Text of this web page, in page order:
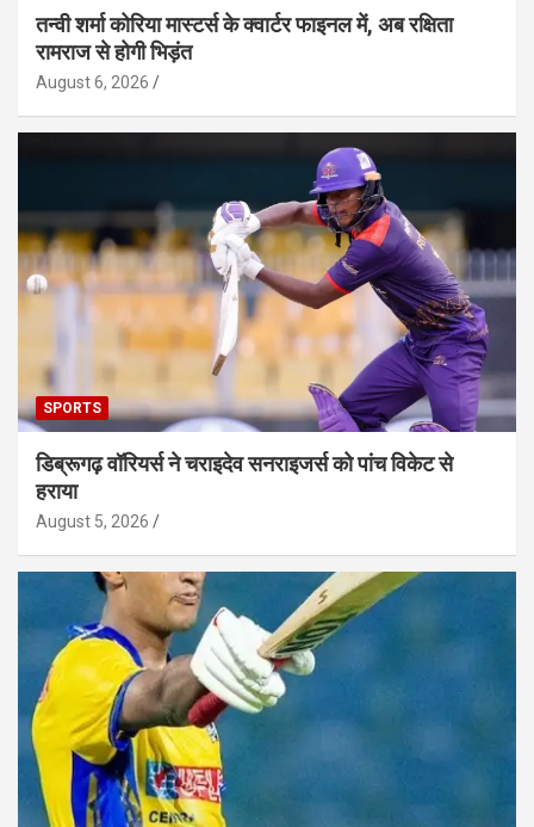
तन्वी शर्मा कोरिया मास्टर्स के क्वार्टर फाइनल में, अब रक्षिता
रामराज से होगी भिड़ंत
August 6, 2026
SPORTS
डिब्रूगढ़ वॉरियर्स ने चराइदेव सनराइजर्स को पांच विकेट से
हराया
August 5, 2026